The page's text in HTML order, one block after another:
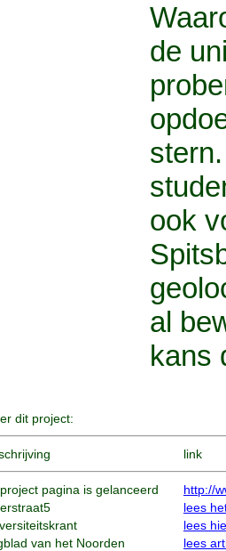
de
ook
al
kans
dit project:
link
pagina is gelanceerd
http://
lees
lees
van het Noorden
lees